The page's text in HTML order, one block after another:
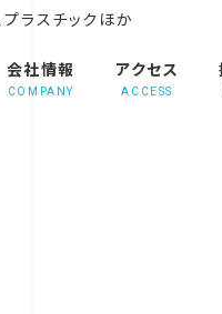
ラスチックほか
会社情報
COMPANY
アクセス
ACCESS